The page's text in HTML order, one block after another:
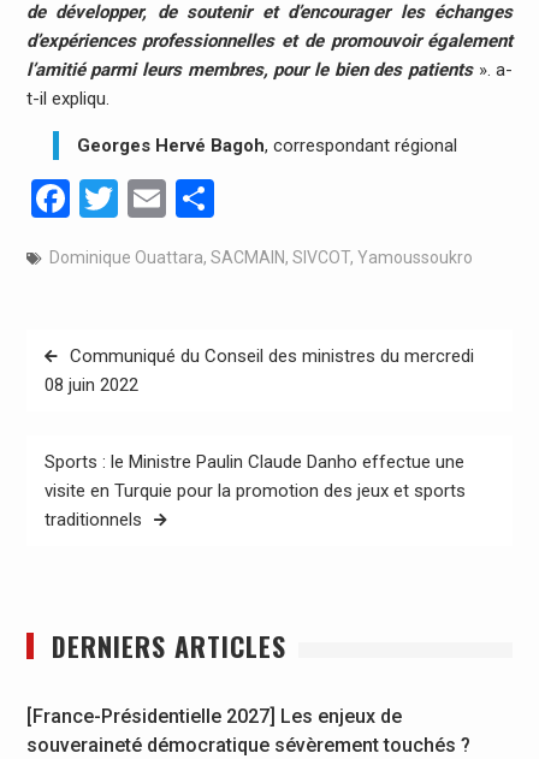
de développer, de soutenir et d’encourager les échanges
d’expériences professionnelles et de promouvoir également
l’amitié parmi leurs membres, pour le bien des patients». a-
t-il expliqu.
Georges Hervé Bagoh, correspondant régional
Facebook
Twitter
Email
Dominique Ouattara, SACMAIN, SIVCOT, Yamoussoukro
Navigation
de
Communiqué du Conseil des ministres du mercredi
08 juin 2022
Sports : le Ministre Paulin Claude Danho effectue une
visite en Turquie pour la promotion des jeux et sports
traditionnels
DERNIERS ARTICLES
[France-Présidentielle 2027] Les enjeux de
souveraineté démocratique sévèrement touchés ?